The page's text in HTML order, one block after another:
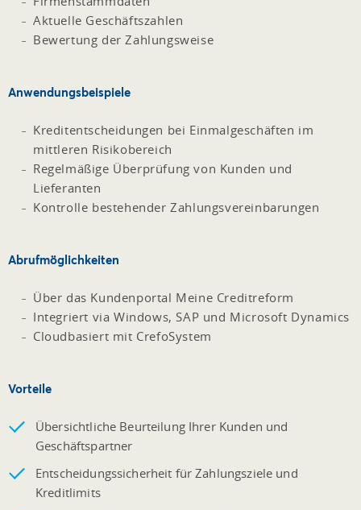
Aktuelle Geschäftszahlen
Bewertung der Zahlungsweise
Anwendungsbeispiele
Kreditentscheidungen bei Einmalgeschäften im
mittleren Risikobereich
Regelmäßige Überprüfung von Kunden und
Lieferanten
Kontrolle bestehender Zahlungsvereinbarungen
Abrufmöglichkeiten
Über das Kundenportal Meine Creditreform
Integriert via Windows, SAP und Microsoft Dynamics
Cloudbasiert mit CrefoSystem
Vorteile
Übersichtliche Beurteilung Ihrer Kunden und
Geschäftspartner
Entscheidungssicherheit für Zahlungsziele und
Kreditlimits